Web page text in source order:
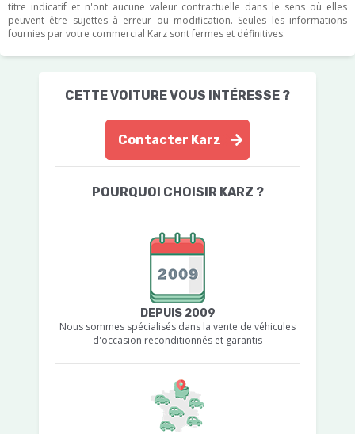
titre indicatif et n'ont aucune valeur contractuelle dans le sens où elles
peuvent être sujettes à erreur ou modification. Seules les informations
fournies par votre commercial Karz sont fermes et définitives.
CETTE VOITURE VOUS INTÉRESSE ?
Contacter Karz
POURQUOI CHOISIR KARZ ?
DEPUIS 2009
Nous sommes spécialisés dans la vente de véhicules
d'occasion reconditionnés et garantis